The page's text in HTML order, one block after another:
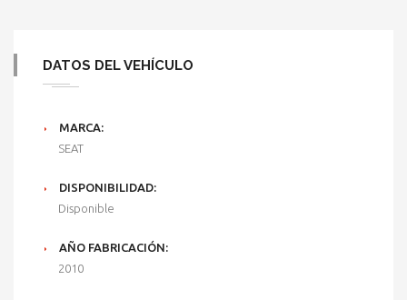
DATOS DEL VEHÍCULO
MARCA:
SEAT
DISPONIBILIDAD:
Disponible
AÑO FABRICACIÓN:
2010